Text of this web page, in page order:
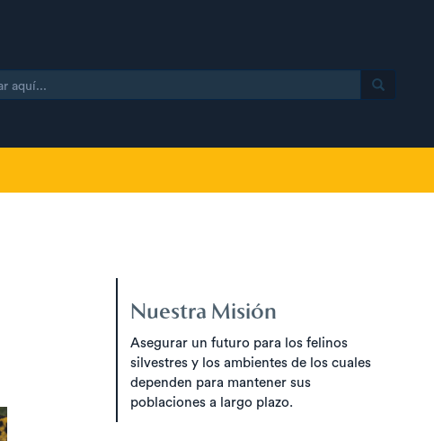
Nuestra Misión
Asegurar un futuro para los felinos
silvestres y los ambientes de los cuales
dependen para mantener sus
poblaciones a largo plazo.